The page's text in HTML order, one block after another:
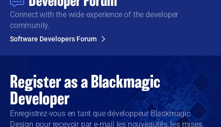
Connect with the wideexperience of the developer
community.
Software Developers Forum
Register as a Blackmagic
Developer
Enregistrez-vous en tant que développeur Blackmagic
Design pour recevoir par e-mail les nouveautés, les mises